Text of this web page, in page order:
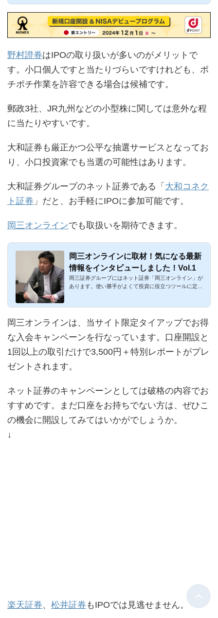
野村證券はIPOの取り扱いが多いのがメリットで
す。小口個人ですと当たりづらいですけれども、ポ
チポチ作業を許容できる場合は候補です。
郵政3社、JR九州などの小型株に関しては意外な程
に当たりやすいです。
大和証券も厳正かつ公平な抽選サービスとなってお
り、小口投資家でも当選の可能性はあります。
大和証券グループのネット証券である「 大和コネク
ト証券 」だと、お手軽にIPOに参加可能です。
岡三オンラインでも取扱いを期待できます。
岡三オンラインに取材！気になる最新
情報をインタビューしました！Vol.1
岡三証券グループにはネット証券「岡三オンライン」が
あります。使い勝手がよくて投資に役立つツールに定評
岡三オンラインは、当サイト限定タイアップでお得
な入会キャンペーンを行なっています。口座開設と
1回以上の取引だけで3,500円＋特別レポートがプレ
ゼントされます。
ネット証券のキャンペーンとしては破格の内容でお
すすめです。まだ口座をお持ちでない方は、ぜひこ
の機会に開設してみてはいかがでしょうか。
↓
楽天証券、 松井証券 もIPOでは見逃せません。